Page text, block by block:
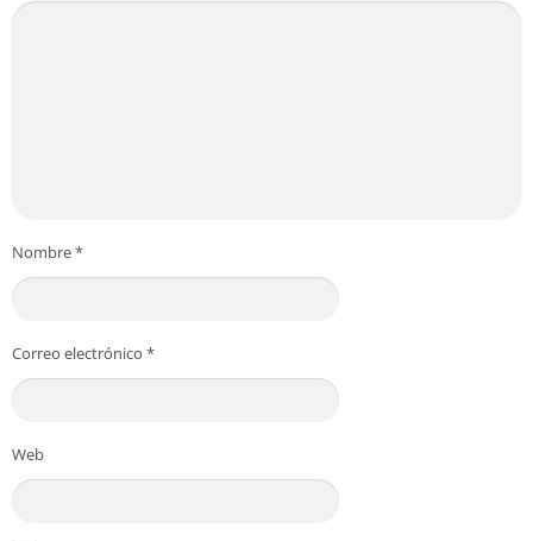
Nombre*
Correo electrónico *
Web